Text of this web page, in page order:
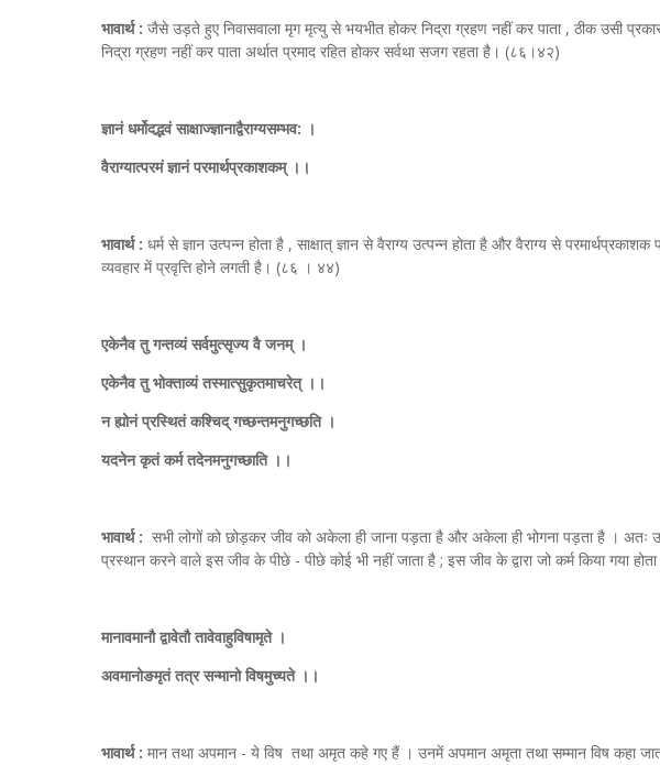
भावार्थ : जैसे उड़ते हुए निवासवाला मृग मृत्यु से भयभीत होकर निद्रा ग्रहण नहीं कर पाता , ठीक उसी
निद्रा ग्रहण नहीं कर पाता अर्थात प्रमाद रहित होकर सर्वथा सजग रहता है। (८६।४२)
ज्ञानं धर्मोदद्भवं साक्षाज्ज्ञानाद्वैराग्यसम्भव: ।
वैराग्यात्परमं ज्ञानं परमार्थप्रकाशकम् ।।
भावार्थ : धर्म से ज्ञान उत्पन्न होता है , साक्षात् ज्ञान से वैराग्य उत्पन्न होता है और वैराग्य से
व्यवहार में प्रवृत्ति होने लगती है। (८६ । ४४)
एकेनैव तु गन्तव्यं सर्वमुत्सृज्य वै जनम् ।
एकेनैव तु भोक्ताव्यं तस्मात्सुकृतमाचरेत् ।।
न ह्योनं प्रस्थितं कश्चिद् गच्छन्तमनुगच्छति ।
यदनेन कृतं कर्म तदेनमनुगच्छाति ।।
भावार्थ : सभी लोगों को छोड़कर जीव को अकेला ही जाना पड़ता है और अकेला ही भोगना पड़ता है ।
प्रस्थान करने वाले इस जीव के पीछे - पीछे कोई भी नहीं जाता है ; इस जीव के द्वारा जो कर्म किया गया
मानावमानौ द्वावेतौ तावेवाहुविषामृते ।
अवमानोङमृतं तत्र सन्मानो विषमुच्यते ।।
भावार्थ : मान तथा अपमान - ये विष तथा अमृत कहे गए हैं । उनमें अपमान अमृता तथा सम्मान विष कहा